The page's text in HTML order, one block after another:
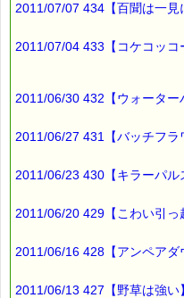
▼震災で傷ついた 心 を癒す
https://pass-thyme.com/
■ｅパスタイム通信編集長
あと3日となりました。
限定フルセット 25% の URL
スペシャルクーポンを
お届けします。
2011/07/07 434【百聞は一見
2011/07/04 433【コケコッコ
2011/06/30 432【ウォーター
2011/06/27 431【バッチフラ
2011/06/23 430【キラーパル
2011/06/20 429【こわい引っ
2011/06/16 428【アンペアダ
2011/06/13 427【野草は強い